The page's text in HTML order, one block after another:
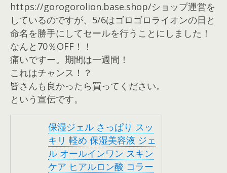
https://gorogorolion.base.shop/ショップ運営を
しているのですが、5/6はゴロゴロライオンの日と
命名を勝手にしてセールを行うことにしました！
なんと70％OFF！！
痛いですー。期間は一週間！
これはチャンス！？
皆さんも良かったら買ってください。
という宣伝です。
保湿ジェル さっぱり スッ
キリ 軽め 保湿美容液 ジェ
ル オールインワン スキン
ケア ヒアルロン酸 コラー